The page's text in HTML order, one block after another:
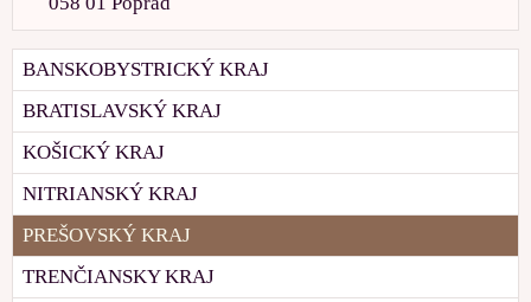
BANSKOBYSTRICKÝ KRAJ
BRATISLAVSKÝ KRAJ
KOŠICKÝ KRAJ
NITRIANSKÝ KRAJ
PREŠOVSKÝ KRAJ
TRENČIANSKY KRAJ